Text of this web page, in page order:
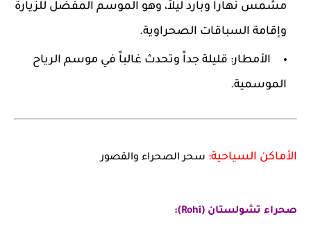
مشمس نهاراً وبارد ليلاً، وهو الموسم المفضل للزيارة
وإقامة السباقات الصحراوية.
الأمطار: قليلة جداً وتحدث غالباً في موسم الرياح
الموسمية.
الأماكن السياحية: سحر الصحراء والقصور
صحراء تشولستان (Rohi):